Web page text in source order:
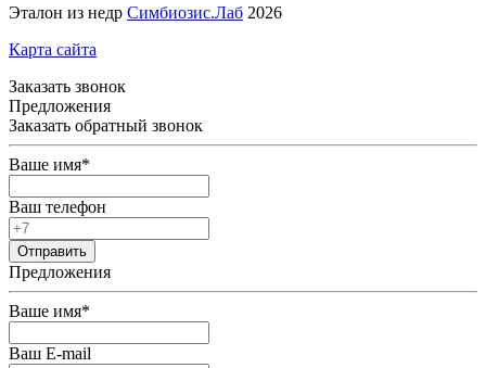
Эталон из недр Симбиозис.Лаб 2026
Карта сайта
Заказать звонок
Предложения
Заказать обратный звонок
Ваше имя*
Ваш телефон
Предложения
Ваше имя*
Ваш E-mail